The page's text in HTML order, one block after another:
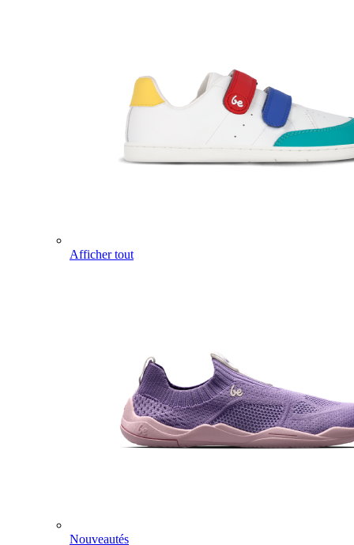
Afficher tout
Nouveautés